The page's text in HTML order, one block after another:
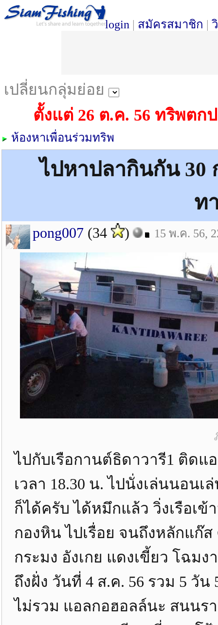
login | สมัครสมาชิก |
เปลี่ยนกลุ่มย่อย
ตั้งแต่ 26 ต.ค. 56 ทริพต
ห้องหาเพื่อนร่วมทริพ
ไปหาปลากินกัน 30
ท
pong007 (34 ) 15 พ.ค. 56,
ไปกับเรือกานต์ธิดาวารี1 ติดแ
เวลา 18.30 น. ไปนั่งเล่นนอน
ก็ได้ครับ ได้หมึกแล้ว วิ่งเรือเ
กองหิน ไปเรื่อย จนถึงหลักแก๊
กระมง อังเกย แดงเขี้ยว โฉม
ถึงฝั่ง วันที่ 4 ส.ค. 56 รวม 5 วั
ไม่รวม แอลกอฮอลล์นะ สนนร